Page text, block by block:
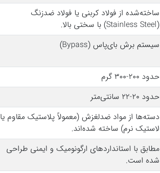
ساخته‌شده از فولاد کربنی یا فولاد ضدزنگ
(Stainless Steel) با سختی بالا.
سیستم برش بای‌پاس (Bypass)
حدود 200-300 گرم
حدود 20-22 سانتی‌متر
دسته‌ها از مواد ضدلغزش (معمولاً پلاستیک مقاوم یا
لاستیک نرم) ساخته شده‌اند.
مطابق با استانداردهای ارگونومیک و ایمنی طراحی
شده است.